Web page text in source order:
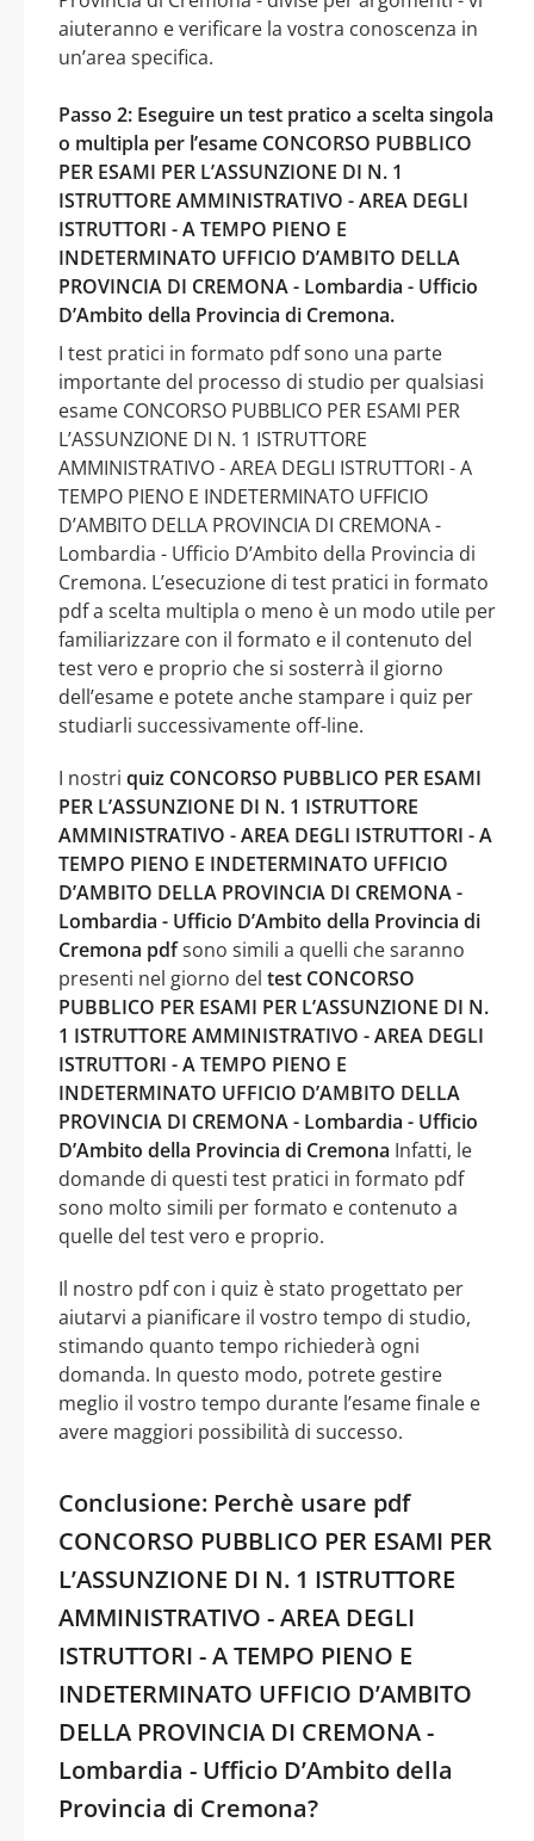
aiuteranno e verificare la vostra conoscenza in
un’area specifica.
Passo 2: Eseguire un test pratico a scelta singola
o multipla per l’esame CONCORSO PUBBLICO
PER ESAMI PER L’ASSUNZIONE DI N. 1
ISTRUTTORE AMMINISTRATIVO - AREA DEGLI
ISTRUTTORI - A TEMPO PIENO E
INDETERMINATO UFFICIO D’AMBITO DELLA
PROVINCIA DI CREMONA - Lombardia - Ufficio
D’Ambito della Provincia di Cremona.
I test pratici in formato pdf sono una parte
importante del processo di studio per qualsiasi
esame CONCORSO PUBBLICO PER ESAMI PER
L’ASSUNZIONE DI N. 1 ISTRUTTORE
AMMINISTRATIVO - AREA DEGLI ISTRUTTORI - A
TEMPO PIENO E INDETERMINATO UFFICIO
D’AMBITO DELLA PROVINCIA DI CREMONA -
Lombardia - Ufficio D’Ambito della Provincia di
Cremona. L’esecuzione di test pratici in formato
pdf a scelta multipla o meno è un modo utile per
familiarizzare con il formato e il contenuto del
test vero e proprio che si sosterrà il giorno
dell’esame e potete anche stampare i quiz per
studiarli successivamente off-line.
I nostri quiz CONCORSO PUBBLICO PER ESAMI
PER L’ASSUNZIONE DI N. 1 ISTRUTTORE
AMMINISTRATIVO - AREA DEGLI ISTRUTTORI - A
TEMPO PIENO E INDETERMINATO UFFICIO
D’AMBITO DELLA PROVINCIA DI CREMONA -
Lombardia - Ufficio D’Ambito della Provincia di
Cremona pdfsono simili a quelli che saranno
presenti nel giorno del test CONCORSO
PUBBLICO PER ESAMI PER L’ASSUNZIONE DI N.
1 ISTRUTTORE AMMINISTRATIVO - AREA DEGLI
ISTRUTTORI - A TEMPO PIENO E
INDETERMINATO UFFICIO D’AMBITO DELLA
PROVINCIA DI CREMONA - Lombardia - Ufficio
D’Ambito della Provincia di Cremona Infatti, le
domande di questi test pratici in formato pdf
sono molto simili per formato e contenuto a
quelle del test vero e proprio.
Il nostro pdf con i quiz è stato progettato per
aiutarvi a pianificare il vostro tempo di studio,
stimando quanto tempo richiederà ogni
domanda. In questo modo, potrete gestire
meglio il vostro tempo durante l’esame finale e
avere maggiori possibilità di successo.
Conclusione: Perchè usare pdf
CONCORSO PUBBLICO PER ESAMI PER
L’ASSUNZIONE DI N. 1 ISTRUTTORE
AMMINISTRATIVO - AREA DEGLI
ISTRUTTORI - A TEMPO PIENO E
INDETERMINATO UFFICIO D’AMBITO
DELLA PROVINCIA DI CREMONA -
Lombardia - Ufficio D’Ambito della
Provincia di Cremona?